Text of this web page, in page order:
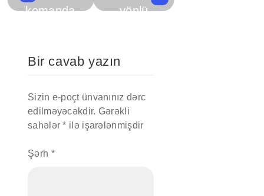
komanda
yönlü
Bir cavab yazın
Sizin e-poçt ünvanınız dərc
edilməyəcəkdir. Gərəkli
sahələr* ilə işarələnmişdir
Şərh *